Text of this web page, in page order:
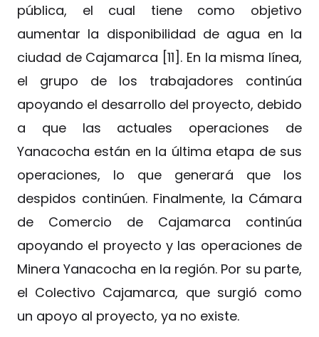
pública, el cual tiene como objetivo
aumentar la disponibilidad de agua en la
ciudad de Cajamarca [11]. En la misma línea,
el grupo de los trabajadores continúa
apoyando el desarrollo del proyecto, debido
a que las actuales operaciones de
Yanacocha están en la última etapa de sus
operaciones, lo que generará que los
despidos continúen. Finalmente, la Cámara
de Comercio de Cajamarca continúa
apoyando el proyecto y las operaciones de
Minera Yanacocha en la región. Por su parte,
el Colectivo Cajamarca, que surgió como
un apoyo al proyecto, ya no existe.